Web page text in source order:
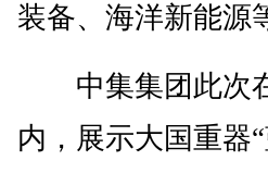
装备、海洋新能源
中集集团此次在
内，展示大国重器